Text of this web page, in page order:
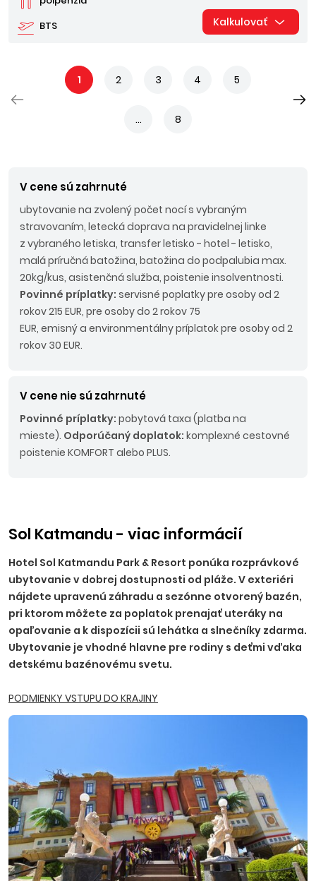
BTS Kalkulovať
1 2 3 4 5
... 8
V cene sú zahrnuté
ubytovanie na zvolený počet nocí s vybraným
stravovaním, letecká doprava na pravidelnej linke
z vybraného letiska, transfer letisko - hotel - letisko,
malá príručná batožina, batožina do podpalubia max.
20kg/kus, asistenčná služba, poistenie insolventnosti.
Povinné príplatky: servisné poplatky pre osoby od 2
rokov 215 EUR, pre osoby do 2 rokov 75
EUR, emisný a environmentálny príplatok pre osoby od 2
rokov 30 EUR.
V cene nie sú zahrnuté
Povinné príplatky: pobytová taxa (platba na
mieste). Odporúčaný doplatok: komplexné cestovné
poistenie KOMFORT alebo PLUS.
Sol Katmandu - viac informácií
Hotel Sol Katmandu Park & Resort ponúka rozprávkové
ubytovanie v dobrej dostupnosti od pláže. V exteriéri
nájdete upravenú záhradu a sezónne otvorený bazén,
pri ktorom môžete za poplatok prenajať uteráky na
opaľovanie a k dispozícii sú lehátka a slnečníky zdarma.
Ubytovanie je vhodné hlavne pre rodiny s deťmi vďaka
detskému bazénovému svetu.
PODMIENKY VSTUPU DO KRAJINY